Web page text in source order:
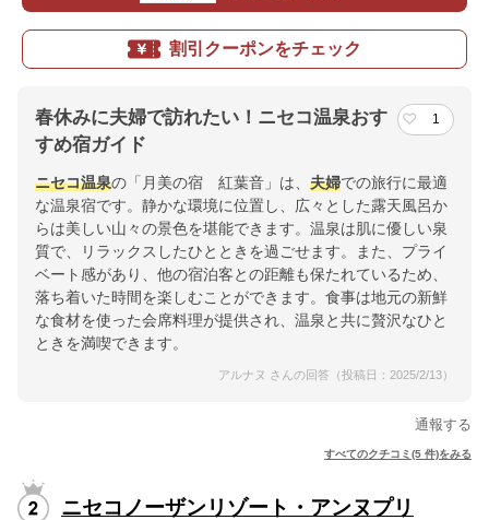
割引クーポンをチェック
春休みに夫婦で訪れたい！ニセコ温泉おす
すめ宿ガイド
1
ニセコ温泉の「月美の宿 紅葉音」は、 夫婦での旅行に最適
な温泉宿です。静かな環境に位置し、広々とした露天風呂か
らは美しい山々の景色を堪能できます。温泉は肌に優しい泉
質で、リラックスしたひとときを過ごせます。また、プライ
ベート感があり、他の宿泊客との距離も保たれているため、
落ち着いた時間を楽しむことができます。食事は地元の新鮮
な食材を使った会席料理が提供され、温泉と共に贅沢なひと
ときを満喫できます。
アルナヌ さんの回答（投稿日：2025/2/13）
通報する
すべてのクチコミ(5 件)をみる
ニセコノーザンリゾート・アンヌプリ